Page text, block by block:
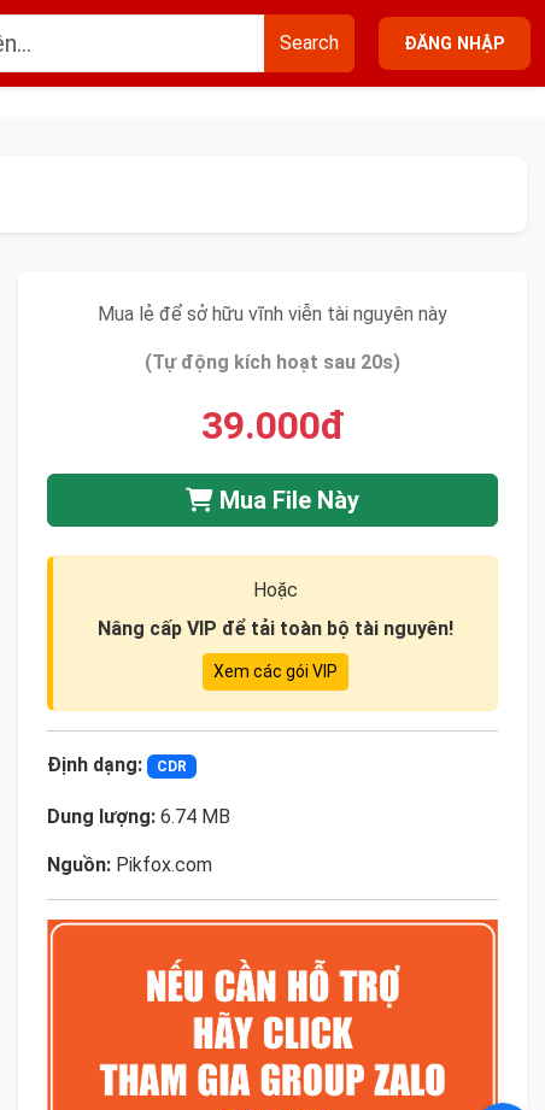
Search ĐĂNG NHẬP
Mua lẻ để sở hữu vĩnh viễn tài nguyên này
(Tự động kích hoạt sau 20s)
39.000đ
Mua File Này
Hoặc
Nâng cấp VIP để tải toàn bộ tài nguyên!
Xem các gói VIP
Định dạng: CDR
Dung lượng: 6.74 MB
Nguồn: Pikfox.com